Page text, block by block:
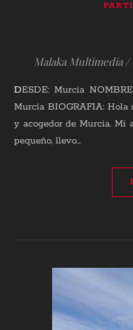
Malaka Multimedia /
DESDE: Murcia NOMBRE: Emi LOCALIDAD: Campos del Río,
Murcia BIOGRAFIA:
y acogedor de Murcia. Mi
pequeño, llevo…